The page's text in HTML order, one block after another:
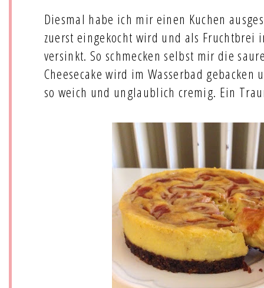
Diesmal habe ich mir einen Kuchen
zuerst eingekocht wird und als Fruchtbrei
versinkt. So schmecken selbst mir die
Cheesecake wird im Wasserbad
so weich und unglaublich cremig. Ein